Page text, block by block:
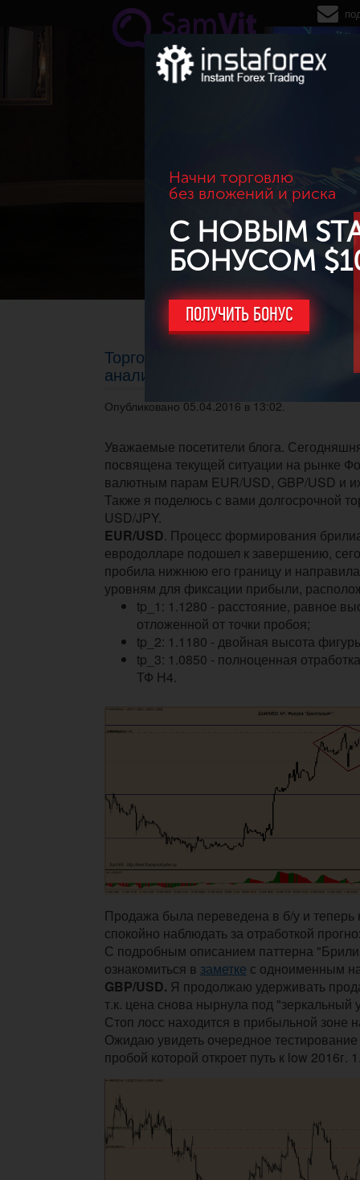
Перейти к основному содержанию
Начни торговлю
без вложений и риска
С НОВЫМ
БОНУСОМ
ПОЛУЧИТЬ БОНУС
Торговые идеи FOREX на основе
анализа от 05.03.2016г.
Опубликовано 05.04.2016 в 13:02.
Уважаемые посетители блога.
посвящена текущей ситуации на рынке
валютным парам EUR/USD, GBP/USD и
Также я поделюсь с вами долгосрочной
USD/JPY.
EUR/USD. Процесс формирования
евродолларе подошел к завершению,
пробила нижнюю его границу и
уровням для фиксации прибыли,
tp_1: 1.1280 - расстояние, равное
отложенной от точки пробоя;
tp_2: 1.1180 - двойная высота
tp_3: 1.0850 - полноценная
ТФ Н4.
Продажа была переведена в б/у и теперь
спокойно наблюдать за отработкой
С подробным описанием паттерна
ознакомиться в заметке с одноименным
GBP/USD. Я продолжаю удерживать
т.к. цена снова нырнула под "зеркальный
Стоп лосс находится в прибыльной зоне
Ожидаю увидеть очередное
пробой которой откроет путь к low 2016г.